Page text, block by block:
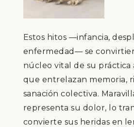
Estos hitos —infancia,
enfermedad— se
núcleo vital de su práctica
que entrelazan memoria,
sanación colectiva.
representa su dolor, lo
convierte sus heridas en